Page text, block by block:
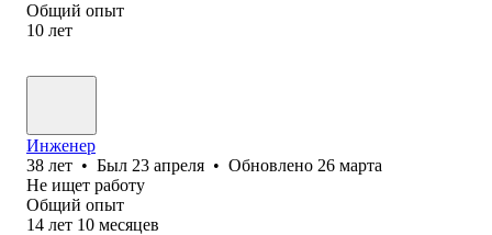
Общий опыт
10 лет
Инженер
38 лет • Был 23 апреля • Обновлено 26 марта
Не ищет работу
Общий опыт
14 лет 10 месяцев